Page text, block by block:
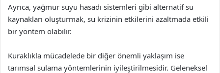
Ayrıca, yağmur suyu hasadı sistemleri gibi alternatif su
kaynakları oluşturmak, su krizinin etkilerini azaltmada etkili
bir yöntem olabilir.
Kuraklıkla mücadelede bir diğer önemli yaklaşım ise
tarımsal sulama yöntemlerinin iyileştirilmesidir. Geleneksel